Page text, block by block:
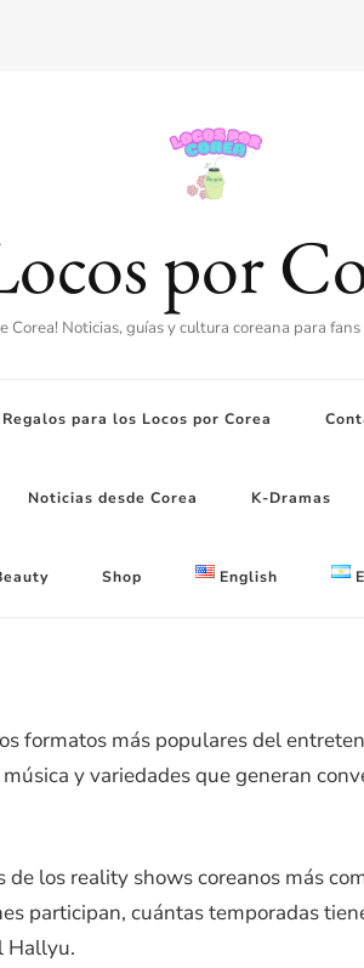
por
Corea! Noticias, guías y cultura coreana para
Regalos para los Locos por Corea
Noticias desde Corea K-Dramas
Shop English
formatos más populares del
y variedades que generan
los reality shows coreanos más
participan, cuántas temporadas
Hallyu.